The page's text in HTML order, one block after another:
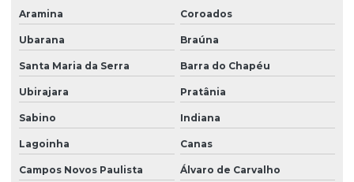
Aramina Coroados
Ubarana Braúna
Santa Maria da Serra Barra do Chapéu
Ubirajara Pratânia
Sabino Indiana
Lagoinha Canas
Campos Novos Paulista Álvaro de Carvalho